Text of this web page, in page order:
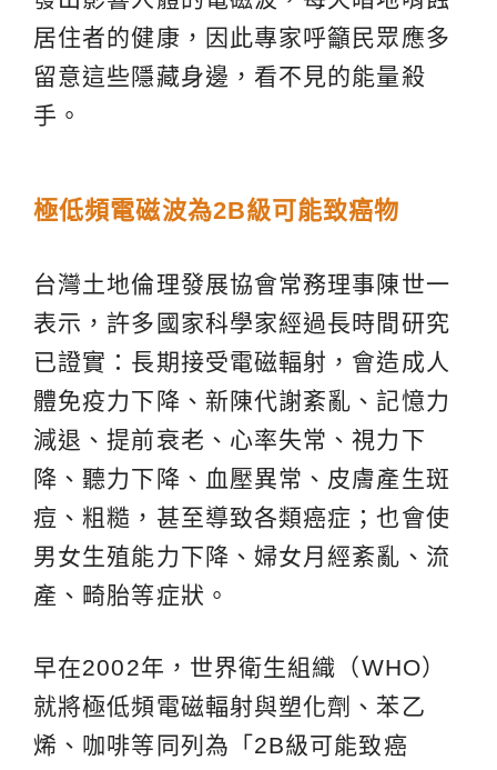
居住者的健康，因此專家呼籲民眾應多
留意這些隱藏身邊，看不見的能量殺
手。
極低頻電磁波為2B級可能致癌物
台灣土地倫理發展協會常務理事陳世一
表示，許多國家科學家經過長時間研究
已證實：長期接受電磁輻射，會造成人
體免疫力下降、新陳代謝紊亂、記憶力
減退、提前衰老、心率失常、視力下
降、聽力下降、血壓異常、皮膚產生斑
痘、粗糙，甚至導致各類癌症；也會使
男女生殖能力下降、婦女月經紊亂、流
產、畸胎等症狀。
早在2002年，世界衛生組織（WHO）
就將極低頻電磁輻射與塑化劑、苯乙
烯、咖啡等同列為「2B級可能致癌